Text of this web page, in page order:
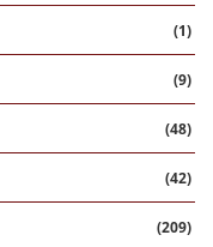
(1)
(9)
(48)
(42)
(209)